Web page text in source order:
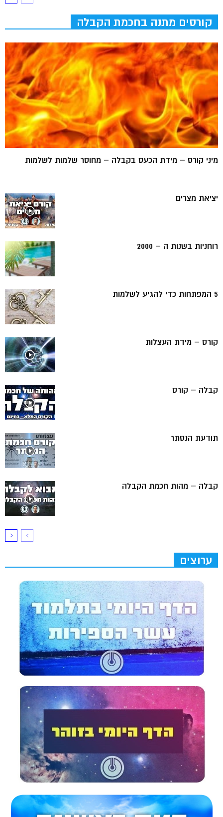
קורסים מתנה בחכמת הקבלה
מיני קורס – מידת הכעס בקבלה – מחוסר שלמות לשלמות
יציאת מצרים
רוחניות בשנות ה – 2000
5 המפתחות כדי להגיע לשלמות
קורס – מידת העצלות
קבלה – קורס
תודעת הנסתר
קבלה – מהות חכמת הקבלה
ערוצים